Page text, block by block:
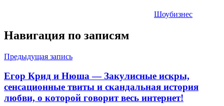
Шоубизнес
Навигация по записям
Предыдущая запись
Егор Крид и Нюша — Закулисные искры,
сенсационные твиты и скандальная история
любви, о которой говорит весь интернет!